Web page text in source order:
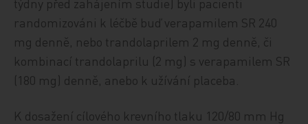
randomizováni k léčbě buď verapamilem SR 240
mg denně, nebo trandolaprilem 2 mg denně, či
kombinací trandolaprilu (2 mg) s verapamilem SR
(180 mg) denně, anebo k užívání placeba.
K dosažení cílového krevního tlaku 120/80 mm Hg